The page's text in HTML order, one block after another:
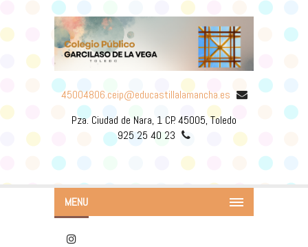
45004806.ceip@educastillalamancha.es
Pza. Ciudad de Nara, 1 CP. 45005, Toledo
925 25 40 23
MENU